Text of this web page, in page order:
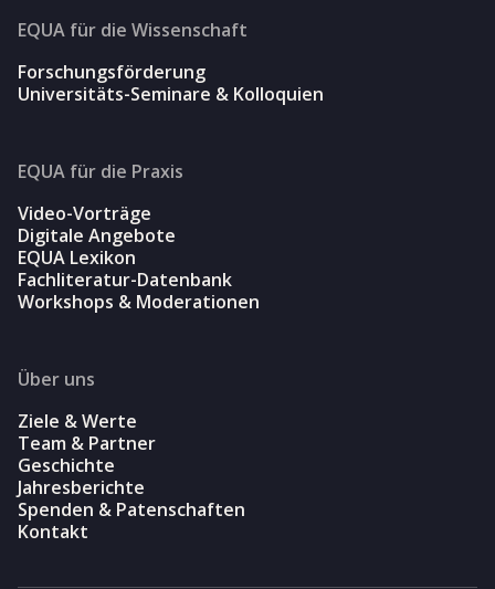
EQUA für die Wissenschaft
Forschungsförderung
Universitäts-Seminare & Kolloquien
EQUA für die Praxis
Video-Vorträge
Digitale Angebote
EQUA Lexikon
Fachliteratur-Datenbank
Workshops & Moderationen
Über uns
Ziele & Werte
Team & Partner
Geschichte
Jahresberichte
Spenden & Patenschaften
Kontakt